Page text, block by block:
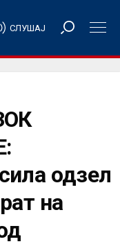
СЛУШАЈ
одзел
на